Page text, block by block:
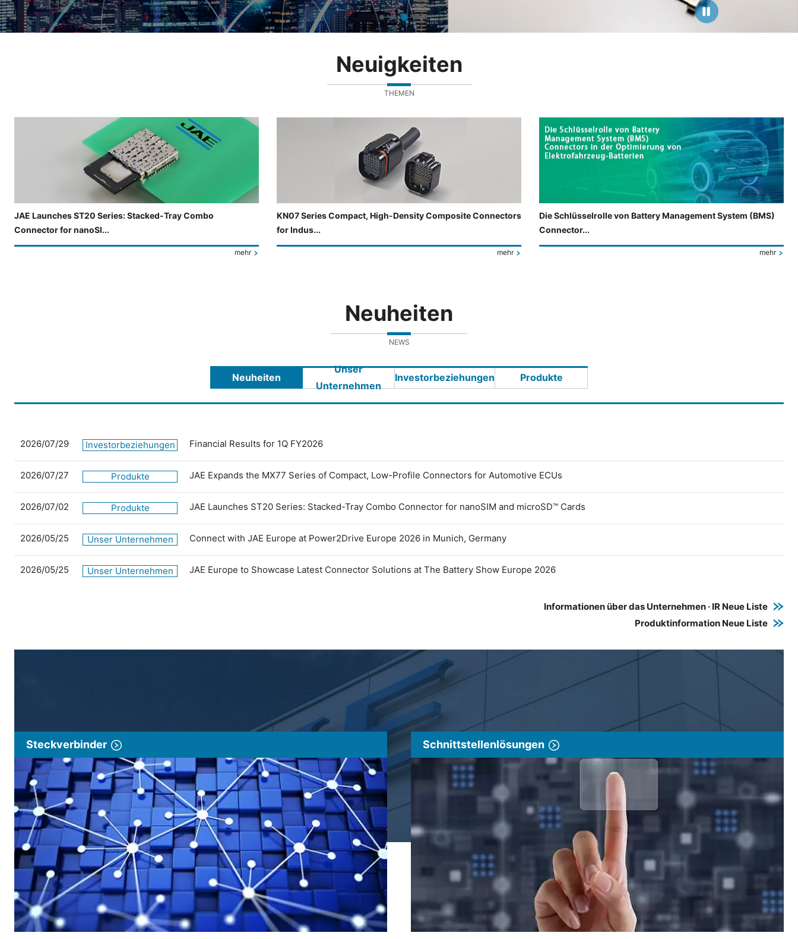
Neuigkeiten
THEMEN
JAE Launches ST20 Series: Stacked-Tray Combo
Connector for nanoSI...
mehr
KN07 Series Compact, High-Density Composite Connectors
for Indus...
mehr
Die Schlüsselrolle von Battery Management System (BMS)
Connector...
mehr
Neuheiten
NEWS
Neuheiten
Unser
Unternehmen
Investorbeziehungen Produkte
2026/07/29 Investorbeziehungen Financial Results for 1Q FY2026
2026/07/27 Produkte JAE Expands the MX77 Series of Compact, Low-Profile Connectors for Automotive ECUs
2026/07/02 Produkte JAE Launches ST20 Series: Stacked-Tray Combo Connector for nanoSIM and microSD™ Cards
2026/05/25 Unser Unternehmen Connect with JAE Europe at Power2Drive Europe 2026 in Munich, Germany
2026/05/25 Unser Unternehmen JAE Europe to Showcase Latest Connector Solutions at The Battery Show Europe 2026
Informationen über das Unternehmen · IR Neue Liste
Produktinformation Neue Liste
Steckverbinder Schnittstellenlösungen